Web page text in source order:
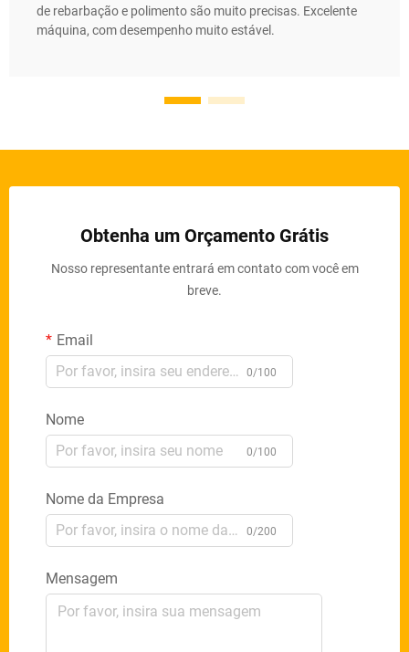
de rebarbação e polimento são muito precisas. Excelente
máquina, com desempenho muito estável.
Obtenha um Orçamento Grátis
Nosso representante entrará em contato com você em
breve.
Email
0/100
Nome
0/100
Nome da Empresa
0/200
Mensagem